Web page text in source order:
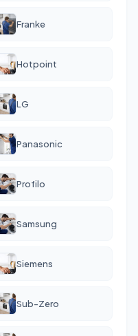
Franke
Hotpoint
LG
Panasonic
Profilo
Samsung
Siemens
Sub-Zero